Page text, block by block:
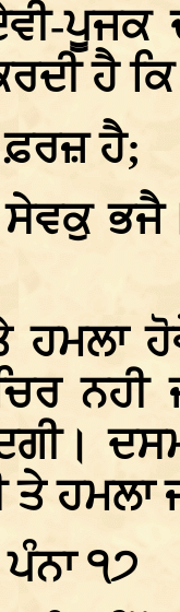
ਹੈ
ਹੈ;
ਸੇਵਕੁ
ਹਮਲਾ
ਤੇ ਹਮਲਾ
੧੭